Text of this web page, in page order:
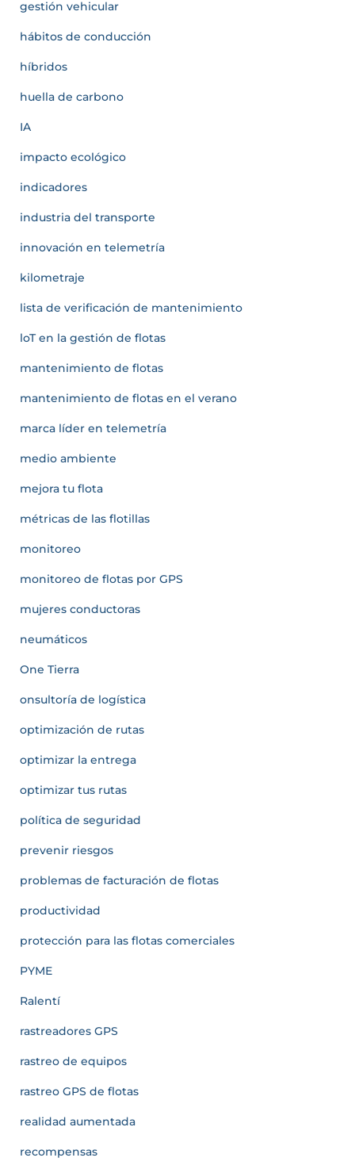
gestión vehicular
hábitos de conducción
híbridos
huella de carbono
IA
impacto ecológico
indicadores
industria del transporte
innovación en telemetría
kilometraje
lista de verificación de mantenimiento
loT en la gestión de flotas
mantenimiento de flotas
mantenimiento de flotas en el verano
marca líder en telemetría
medio ambiente
mejora tu flota
métricas de las flotillas
monitoreo
monitoreo de flotas por GPS
mujeres conductoras
neumáticos
One Tierra
onsultoría de logística
optimización de rutas
optimizar la entrega
optimizar tus rutas
política de seguridad
prevenir riesgos
problemas de facturación de flotas
productividad
protección para las flotas comerciales
PYME
Ralentí
rastreadores GPS
rastreo de equipos
rastreo GPS de flotas
realidad aumentada
recompensas